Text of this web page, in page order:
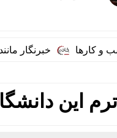
خبرنگار مانند
این